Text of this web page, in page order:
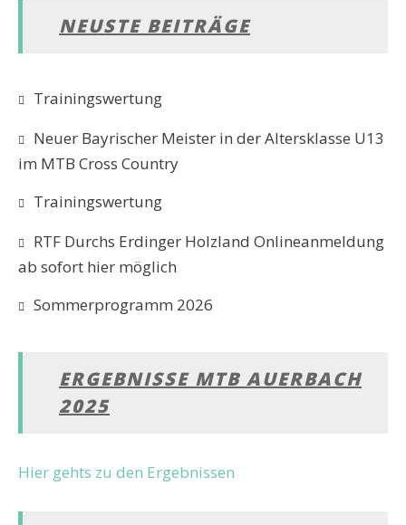
NEUSTE BEITRÄGE
Trainingswertung
Neuer Bayrischer Meister in der Altersklasse U13
im MTB Cross Country
Trainingswertung
RTF Durchs Erdinger Holzland Onlineanmeldung
ab sofort hier möglich
Sommerprogramm 2026
ERGEBNISSE MTB AUERBACH
2025
Hier gehts zu den Ergebnissen